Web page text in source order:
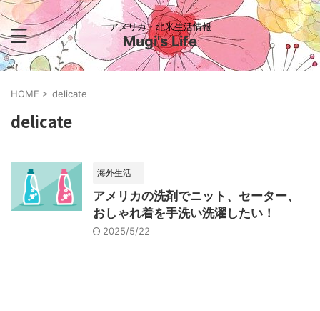
アメリカ・北米生活情報
Mugi's Life
HOME > delicate
delicate
海外生活
アメリカの洗剤でニット、セーター、
おしゃれ着を手洗い洗濯したい！
2025/5/22